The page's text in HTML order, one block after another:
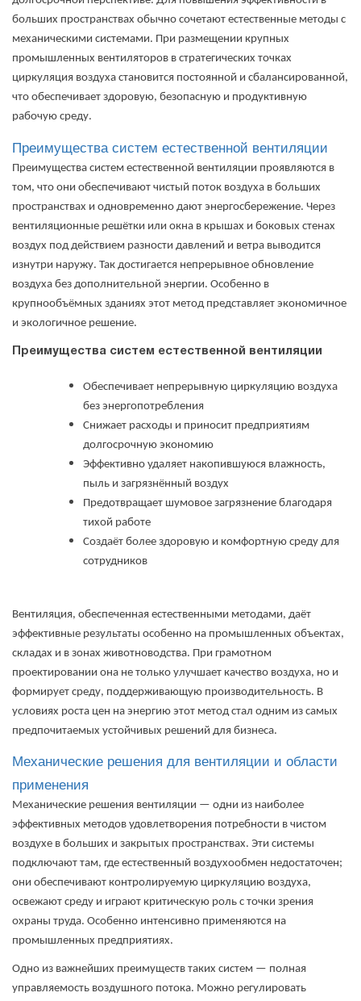
больших пространствах обычно сочетают естественные методы с
механическими системами. При размещении крупных
промышленных вентиляторов в стратегических точках
циркуляция воздуха становится постоянной и сбалансированной,
что обеспечивает здоровую, безопасную и продуктивную
рабочую среду.
Преимущества систем естественной вентиляции
Преимущества систем естественной вентиляции проявляются в
том, что они обеспечивают чистый поток воздуха в больших
пространствах и одновременно дают энергосбережение. Через
вентиляционные решётки или окна в крышах и боковых стенах
воздух под действием разности давлений и ветра выводится
изнутри наружу. Так достигается непрерывное обновление
воздуха без дополнительной энергии. Особенно в
крупнообъёмных зданиях этот метод представляет экономичное
и экологичное решение.
Преимущества систем естественной вентиляции
Обеспечивает непрерывную циркуляцию воздуха
без энергопотребления
Снижает расходы и приносит предприятиям
долгосрочную экономию
Эффективно удаляет накопившуюся влажность,
пыль и загрязнённый воздух
Предотвращает шумовое загрязнение благодаря
тихой работе
Создаёт более здоровую и комфортную среду для
сотрудников
Вентиляция, обеспеченная естественными методами, даёт
эффективные результаты особенно на промышленных объектах,
складах и в зонах животноводства. При грамотном
проектировании она не только улучшает качество воздуха, но и
формирует среду, поддерживающую производительность. В
условиях роста цен на энергию этот метод стал одним из самых
предпочитаемых устойчивых решений для бизнеса.
Механические решения для вентиляции и области
применения
Механические решения вентиляции — одни из наиболее
эффективных методов удовлетворения потребности в чистом
воздухе в больших и закрытых пространствах. Эти системы
подключают там, где естественный воздухообмен недостаточен;
они обеспечивают контролируемую циркуляцию воздуха,
освежают среду и играют критическую роль с точки зрения
охраны труда. Особенно интенсивно применяются на
промышленных предприятиях.
Одно из важнейших преимуществ таких систем — полная
управляемость воздушного потока. Можно регулировать